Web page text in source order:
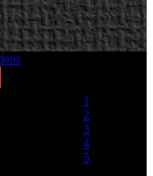
1
2
3
4
5